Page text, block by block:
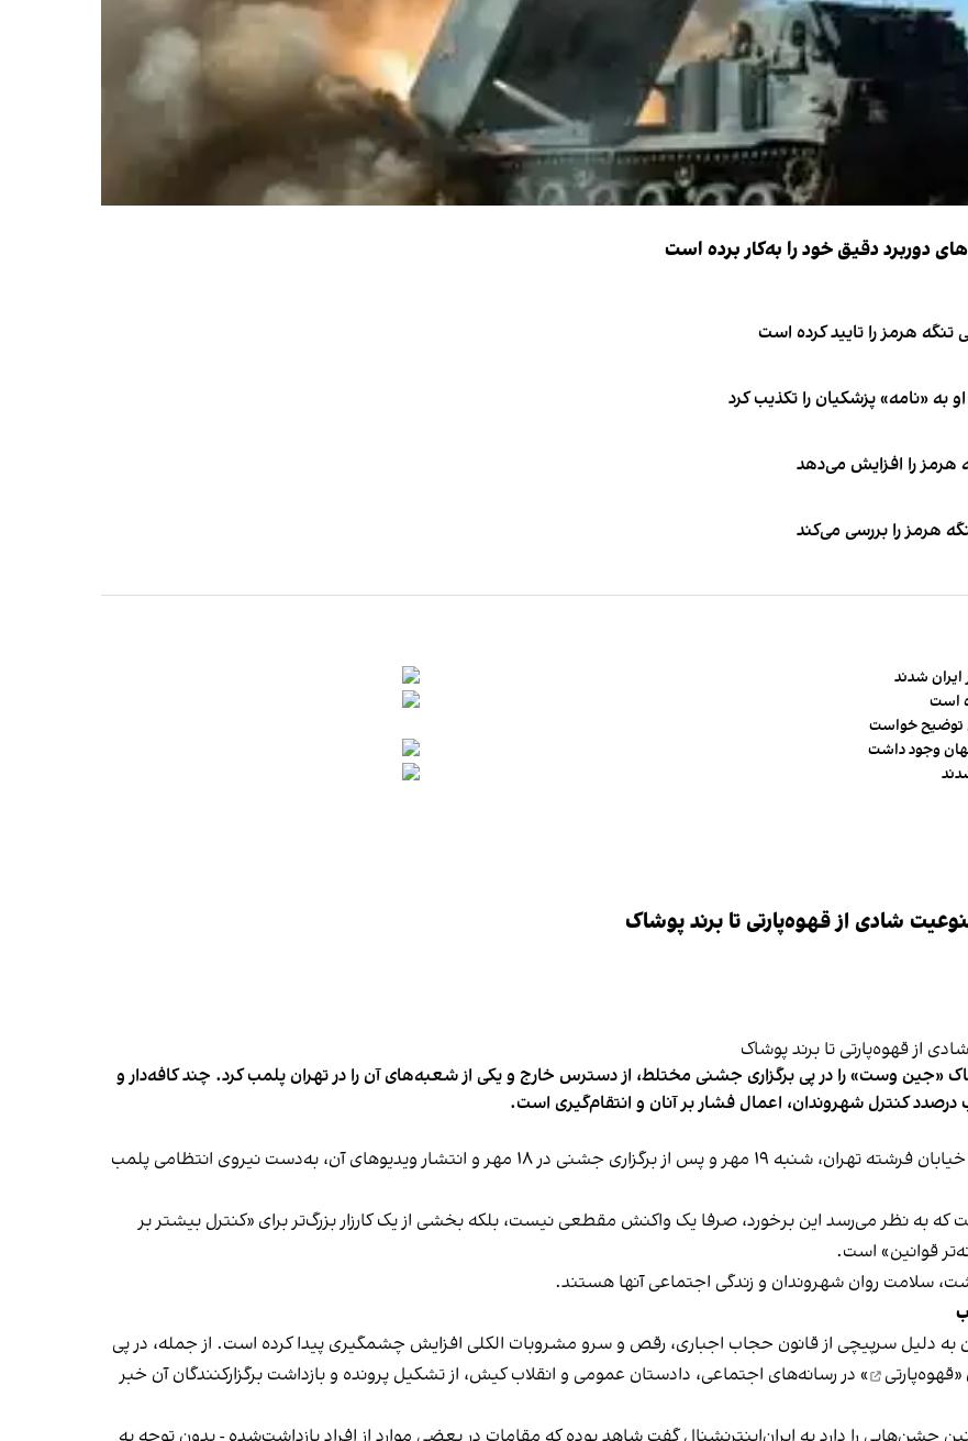
دوربرد دقیق خود را به‌کار برده است
هرمز را تایید کرده است
«نامه» پزشکیان را تکذیب کرد
هرمز را افزایش می‌دهد
هرمز را بررسی می‌کند
شدند
است
توضیح خواست
شادی از قهوه‌پارتی تا برند پوشاک
«جین وست» را در پی برگزاری جشنی مختلط، از دسترس خارج و یکی از شعبه‌های آن را در تهران پلمب کرد. چند کافه‌‌دار و
کنترل شهروندان، اعمال فشار بر آنان و انتقام‌گیری است.
برخی رسانه‌ها در ایران گزارش دادند فروشگاه جین‌وست در خیابان فرشته تهران، شنبه ۱۹ مهر و پس از برگزاری جشنی در ۱۸ مهر و انتشار ویدیوهای آن، به‌دست نیروی انتظامی پلمب
که به نظر می‌رسد این برخورد، صرفا یک واکنش مقطعی نیست، بلکه بخشی از یک کارزار بزرگ‌تر برای «کنترل بیشتر بر
قوانین» است.
سلامت روان شهروندان و زندگی اجتماعی آنها هستند.
دلیل سرپیچی از قانون حجاب اجباری، رقص و سرو مشروبات الکلی افزایش چشمگیری پیدا کرده است. از جمله، در پی
«قهوه‌پارتی
» در رسانه‌های اجتماعی، دادستان عمومی و انقلاب کیش، از تشکیل پرونده و بازداشت برگزارکنندگان آن خبر